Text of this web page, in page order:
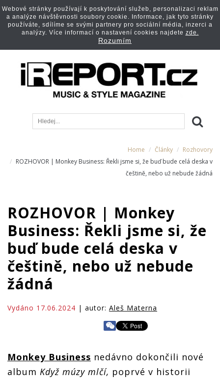
Home Články
Rozhovory
ROZHOVOR | Monkey Business: Řekli jsme si, že buď bude celá deska v
češtině, nebo už nebude žádná
ROZHOVOR | Monkey
Business: Řekli jsme si, že
buď bude celá deska v
češtině, nebo už nebude
žádná
Vydáno 17.06.2024 | autor: Aleš Materna
Monkey Business nedávno dokončili nové
album Když múzy mlčí, poprvé v historii
Webové stránky používají k poskytování služeb, personalizaci reklam
a analýze návštěvnosti soubory cookie. Informace, jak tyto stránky
používáte, sdílíme se svými partnery pro sociální média, inzerci a
analýzy. Více informací o nastavení cookies najdete zde.
Rozumím